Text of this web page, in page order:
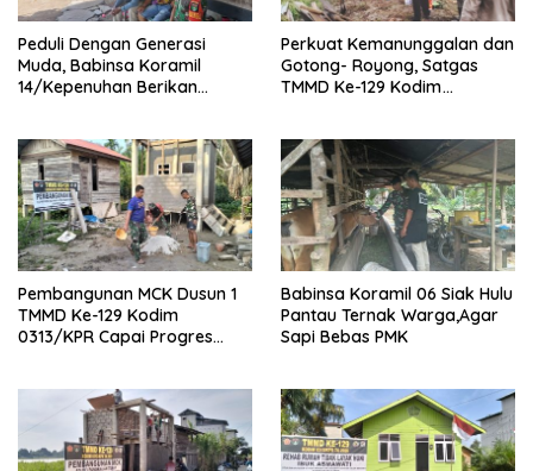
Peduli Dengan Generasi
Muda, Babinsa Koramil
14/Kepenuhan Berikan
Perkuat Kemanunggalan dan
Gotong- Royong, Satgas
TMMD Ke-129 Kodim
Rumah Bapak Dedi
Pembangunan MCK Dusun 1
TMMD Ke-129 Kodim
0313/KPR Capai Progres
Babinsa Koramil 06 Siak Hulu
Pantau Ternak Warga,Agar
Sapi Bebas PMK